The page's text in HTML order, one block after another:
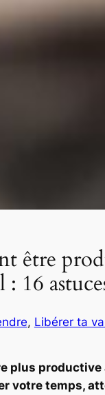
être
: 16
, Libérer ta
plus productive
votre temps,